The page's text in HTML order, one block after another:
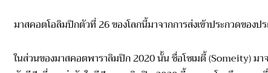
มาสคอตโอลิมปิกตัวที่ 26 ของโลกนี้มาจากการส่งเข้าประกวดของป
ในส่วนของมาสคอตพาราลิมปิก 2020 นั้น ชื่อโซเมตี้ (Someity) มา